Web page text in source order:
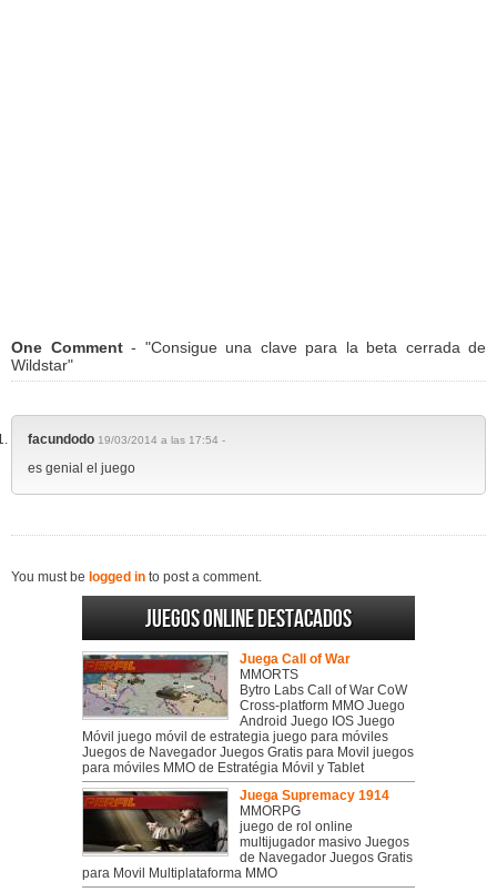
One Comment- "Consigue una clave para la beta cerrada de
Wildstar"
facundodo 19/03/2014 a las 17:54 -
es genial el juego
You must be logged in to post a comment.
Juegos online destacados
Juega Call of War
MMORTS
Bytro Labs Call of War CoW
Cross-platform MMO Juego
Android Juego IOS Juego
Móvil juego móvil de estrategia juego para móviles
Juegos de Navegador Juegos Gratis para Movil juegos
para móviles MMO de Estratégia Móvil y Tablet
Juega Supremacy 1914
MMORPG
juego de rol online
multijugador masivo Juegos
de Navegador Juegos Gratis
para Movil Multiplataforma MMO